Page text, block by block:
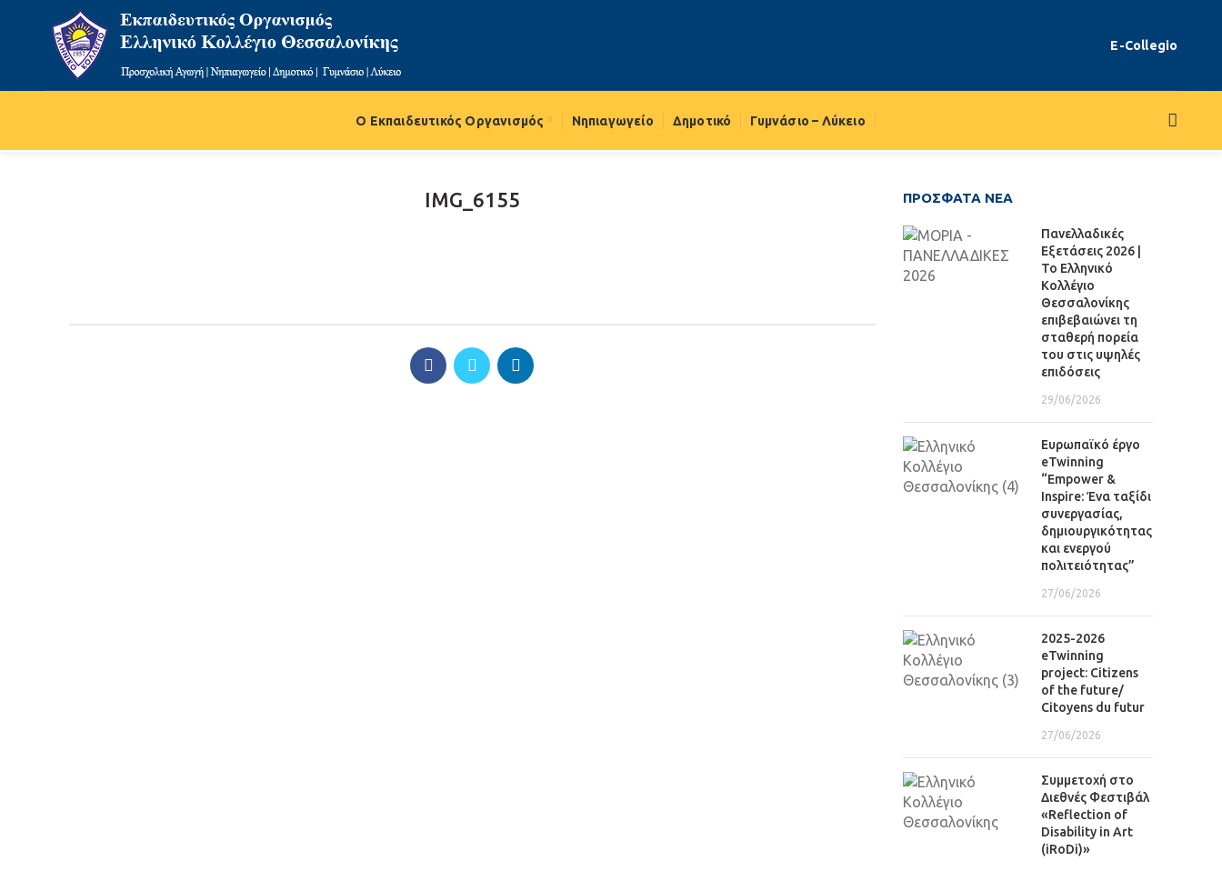
E-Collegio
Ο Εκπαιδευτικός Οργανισμός Νηπιαγωγείο Δημοτικό Γυμνάσιο – Λύκειο
IMG_6155 ΠΡΌΣΦΑΤΑ ΝΈΑ
Πανελλαδικές
Εξετάσεις 2026 |
Το Ελληνικό
Κολλέγιο
Θεσσαλονίκης
επιβεβαιώνει τη
σταθερή πορεία
του στις υψηλές
επιδόσεις
29/06/2026
Eυρωπαϊκό έργο
eTwinning
“Empower &
Inspire: Ένα ταξίδι
συνεργασίας,
δημιουργικότητας
και ενεργού
πολιτειότητας”
27/06/2026
2025-2026
eTwinning
project: Citizens
of the future/
Citoyens du futur
27/06/2026
Συμμετοχή στο
Διεθνές Φεστιβάλ
«Reflection of
Disability in Art
(iRoDi)»